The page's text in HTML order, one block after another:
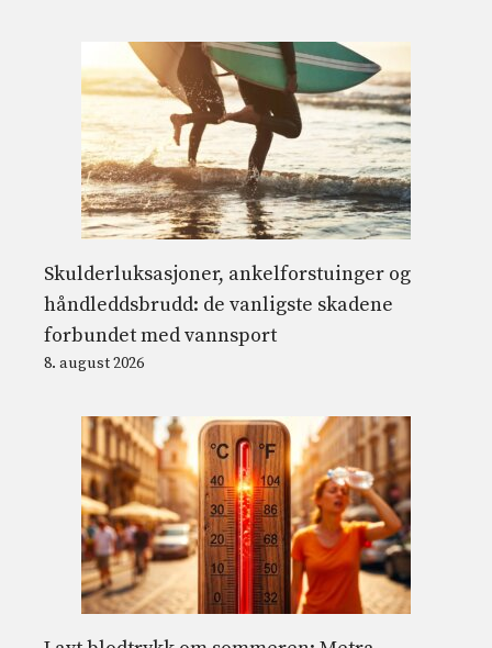
Skulderluksasjoner, ankelforstuinger og
håndleddsbrudd: de vanligste skadene
forbundet med vannsport
8. august 2026